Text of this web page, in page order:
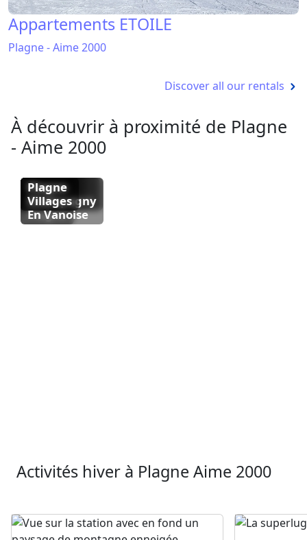
Appartements ETOILE
Plagne - Aime 2000
Discover all our rentals
À découvrir à proximité de Plagne
- Aime 2000
La
Plagne
Plagne
Soleil
Plagne
Bellecote
Plagne
Centre
Plagne
Montchavin
Plagne
1800
Plagne
Montalbert
Plagne
Belle
Plagne
Plagne
Champagny
En Vanoise
Plagne
Villages
Activités hiver à Plagne Aime 2000